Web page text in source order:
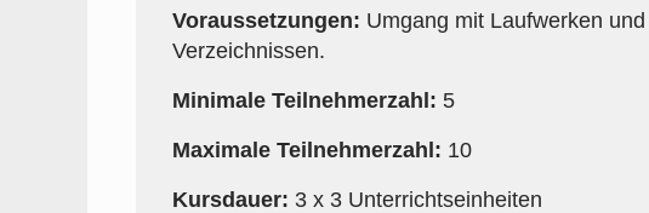
Voraussetzungen: Umgang mit Laufwerken und
Verzeichnissen.
Minimale Teilnehmerzahl: 5
Maximale Teilnehmerzahl: 10
Kursdauer: 3 x 3 Unterrichtseinheiten